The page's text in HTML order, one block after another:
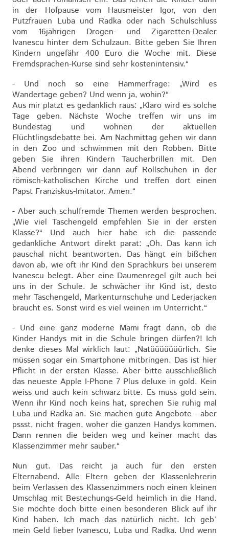
in der Hofpause vom Hausmeister Igor, von den
Putzfrauen Luba und Radka oder nach Schulschluss
vom 16jährigen Drogen- und Zigaretten-Dealer
Ivanescu hinter dem Schulzaun. Bitte geben Sie Ihren
Kindern ungefähr 400 Euro die Woche mit. Diese
Fremdsprachen-Kurse sind sehr kostenintensiv.“
- Und noch so eine Hammerfrage: „Wird es
Wandertage geben? Und wenn ja, wohin?“
Aus mir platzt es gedanklich raus: „Klaro wird es solche
Tage geben. Nächste Woche treffen wir uns im
Bundestag und wohnen der aktuellen
Flüchtlingsdebatte bei. Am Nachmittag gehen wir dann
in den Zoo und schwimmen mit den Robben. Bitte
geben Sie ihren Kindern Taucherbrillen mit. Den
Abend verbringen wir dann auf Rollschuhen in der
römisch-katholischen Kirche und treffen dort einen
Papst Franziskus-Imitator. Amen.“
- Aber auch schulfremde Themen werden besprochen.
„Wie viel Taschengeld empfehlen Sie in der ersten
Klasse?“ Und auch hier habe ich die passende
gedankliche Antwort direkt parat: „Oh. Das kann ich
pauschal nicht beantworten. Das hängt ein bißchen
davon ab, wie oft ihr Kind den Sprachkurs bei unserem
Ivanescu belegt. Aber eine Daumenregel gilt auch bei
uns in der Schule. Je schwächer ihr Kind ist, desto
mehr Taschengeld, Markenturnschuhe und Lederjacken
braucht es. Sonst wird es viel weinen im Unterricht.“
- Und eine ganz moderne Mami fragt dann, ob die
Kinder Handys mit in die Schule bringen dürfen?! Ich
denke dieses Mal wirklich laut: „Natüüüüüüürlich. Sie
müssen sogar ein Smartphone mitbringen. Das ist hier
Pflicht in der ersten Klasse. Aber bitte ausschließlich
das neueste Apple I-Phone 7 Plus deluxe in gold. Kein
weiss und auch kein schwarz bitte. Es muss gold sein.
Wenn ihr Kind noch keins hat, sprechen Sie ruhig mal
Luba und Radka an. Sie machen gute Angebote - aber
pssst, nicht fragen, woher die ganzen Handys kommen.
Dann rennen die beiden weg und keiner macht das
Klassenzimmer mehr sauber.“
Nun gut. Das reicht ja auch für den ersten
Elternabend. Alle Eltern geben der Klassenlehrerin
beim Verlassen des Klassenzimmers noch einen kleinen
Umschlag mit Bestechungs-Geld heimlich in die Hand.
Sie möchte doch bitte einen besonderen Blick auf ihr
Kind haben. Ich mach das natürlich nicht. Ich geb´
mein Geld lieber Ivanescu, Luba und Radka. Und wenn